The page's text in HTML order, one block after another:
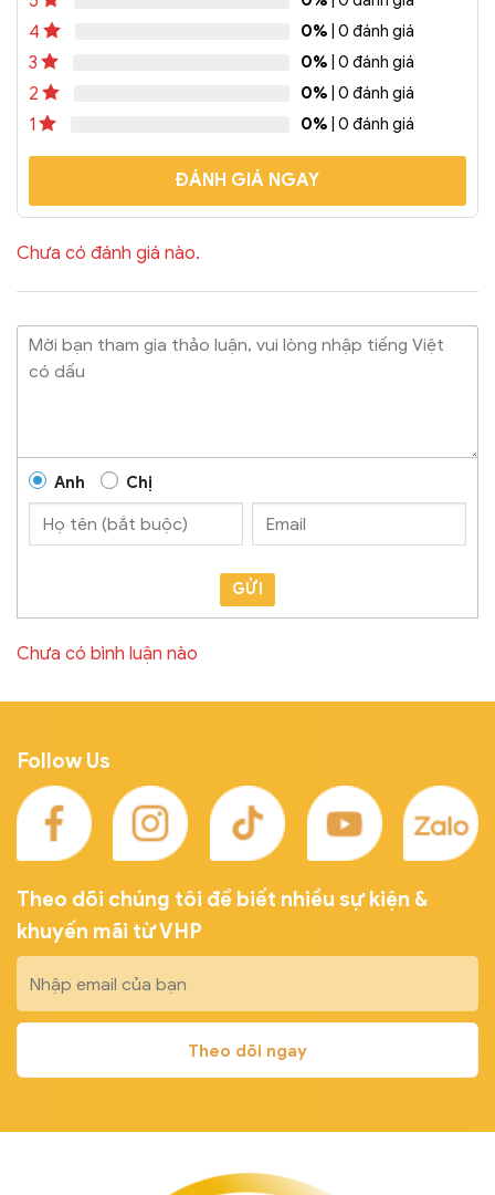
Gói: 1000 cái/Bao
thể dùng để ép miệng ly dễ
dàng.
Có thể In được
Logo cửa hàng...
4 0% | 0 đánh giá
3 0% | 0 đánh giá
2 0% | 0 đánh giá
1 0% | 0 đánh giá
ĐÁNH GIÁ NGAY
Chưa có đánh giá nào.
Anh Chị
GỬI
Chưa có bình luận nào
Follow Us
Theo dõi chúng tôi để biết nhiều sự kiện &
khuyến mãi từ VHP